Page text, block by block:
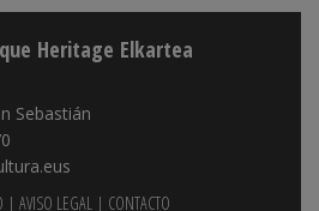
Heritage Elkartea
Sebastián
| AVISO LEGAL | CONTACTO